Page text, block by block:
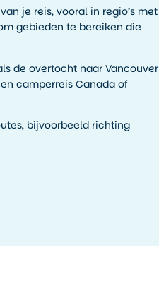
je reis, vooral in regio’s met
gebieden te bereiken die
de overtocht naar Vancouver
camperreis Canada of
bijvoorbeeld richting